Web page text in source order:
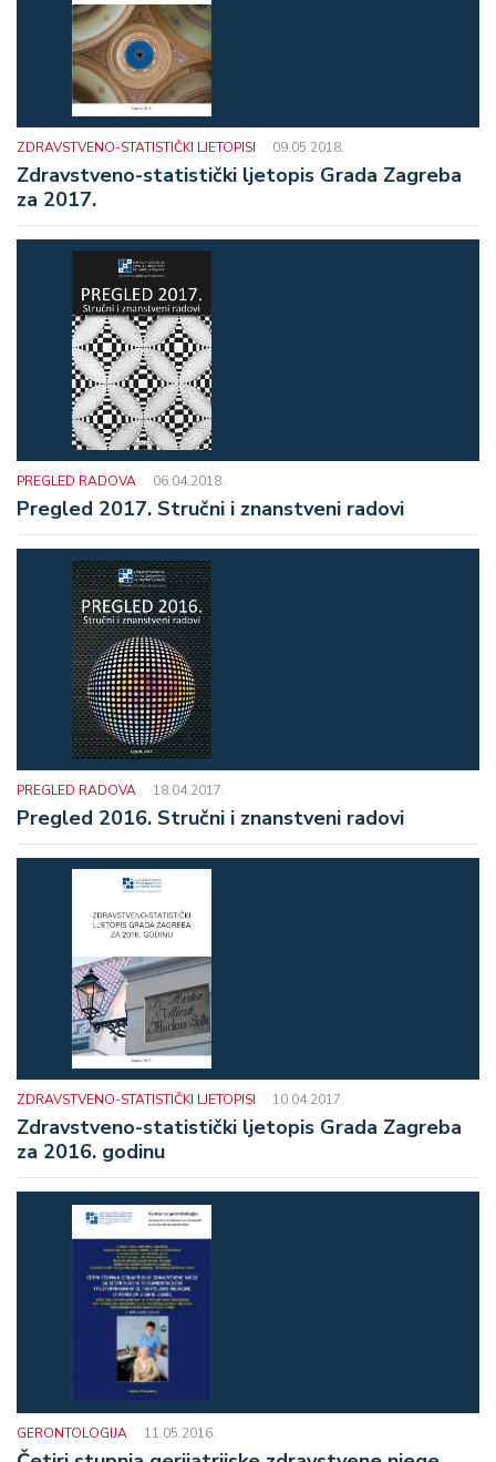
ZDRAVSTVENO-STATISTIČKI LJETOPISI 09.05.2018.
Zdravstveno-statistički ljetopis Grada Zagreba
za 2017.
PREGLED RADOVA 06.04.2018.
Pregled 2017. Stručni i znanstveni radovi
PREGLED RADOVA 18.04.2017.
Pregled 2016. Stručni i znanstveni radovi
ZDRAVSTVENO-STATISTIČKI LJETOPISI 10.04.2017.
Zdravstveno-statistički ljetopis Grada Zagreba
za 2016. godinu
GERONTOLOGIJA 11.05.2016.